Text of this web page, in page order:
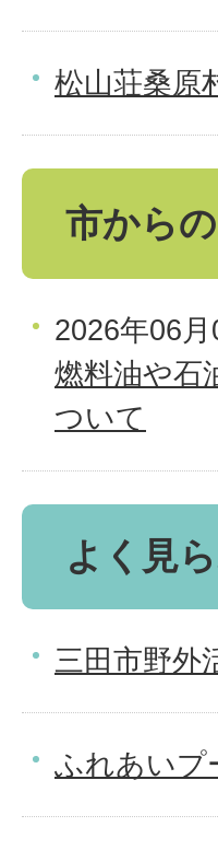
松山荘桑原
市から
2026年06月
燃料油や石
ついて
よく見
三田市野外
ふれあいプ